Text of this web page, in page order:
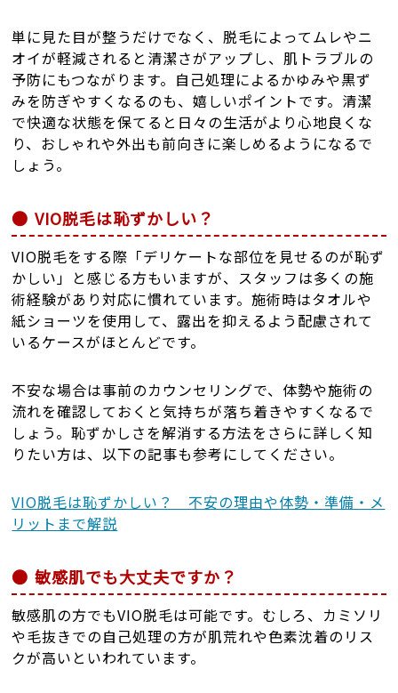
単に見た目が整うだけでなく、脱毛によってムレやニ
オイが軽減されると清潔さがアップし、肌トラブルの
予防にもつながります。自己処理によるかゆみや黒ず
みを防ぎやすくなるのも、嬉しいポイントです。清潔
で快適な状態を保てると日々の生活がより心地良くな
り、おしゃれや外出も前向きに楽しめるようになるで
しょう。
VIO脱毛は恥ずかしい？
VIO脱毛をする際「デリケートな部位を見せるのが恥ず
かしい」と感じる方もいますが、スタッフは多くの施
術経験があり対応に慣れています。施術時はタオルや
紙ショーツを使用して、露出を抑えるよう配慮されて
いるケースがほとんどです。
不安な場合は事前のカウンセリングで、体勢や施術の
流れを確認しておくと気持ちが落ち着きやすくなるで
しょう。恥ずかしさを解消する方法をさらに詳しく知
りたい方は、以下の記事も参考にしてください。
VIO脱毛は恥ずかしい？ 不安の理由や体勢・準備・メ
リットまで解説
敏感肌でも大丈夫ですか？
敏感肌の方でもVIO脱毛は可能です。むしろ、カミソリ
や毛抜きでの自己処理の方が肌荒れや色素沈着のリス
クが高いといわれています。